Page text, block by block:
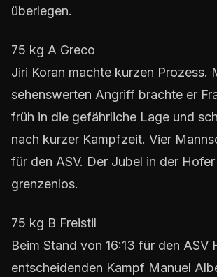
überlegen.
75 kg A Greco
Jiri Koran machte kurzen Prozess.
sehenswerten Angriff brachte er
früh in die gefährliche Lage und
nach kurzer Kampfzeit. Vier
für den ASV. Der Jubel in der
grenzenlos.
75 kg B Freistil
Beim Stand von 16:13 für den ASV
entscheidenden Kampf Manuel